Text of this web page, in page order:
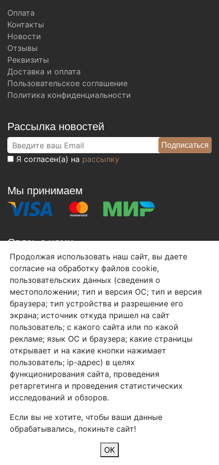
Оплата
Контакты
Новости
Отзывы
Реквизиты
Доставка и оплата
Пользовательское соглашение
Политика конфиденциальности
Рассылка новостей
Я согласен(а) на рассылку
Мы принимаем
Связь с нами
+7 (495) 933-38-08
info@arben-textile.ru- оптовые продажи
Арбен текстиль г. Щелково, пер.
1-й Советский д.25, владение 2.
Мы в соц. сетях
Продолжая использовать наш сайт, вы даете
согласие на обработку файлов cookie,
пользовательских данных (сведения о
местоположении; тип и версия ОС; тип и версия
браузера; тип устройства и разрешение его
экрана; источник откуда пришел на сайт
пользователь; с какого сайта или по какой
рекламе; язык ОС и браузера; какие страницы
открывает и на какие кнопки нажимает
пользователь; ip-адрес) в целях
функционирования сайта, проведения
ретаргетинга и проведения статистических
исследований и обзоров.
Если вы не хотите, чтобы ваши данные
обрабатывались, покиньте сайт!
ОК